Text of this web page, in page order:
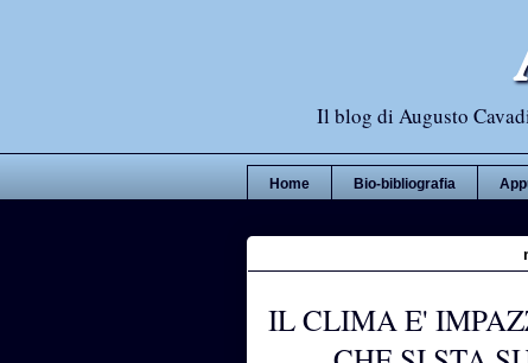
Il blog di Augusto
Home Bio-bibliografia
IL CLIMA E'